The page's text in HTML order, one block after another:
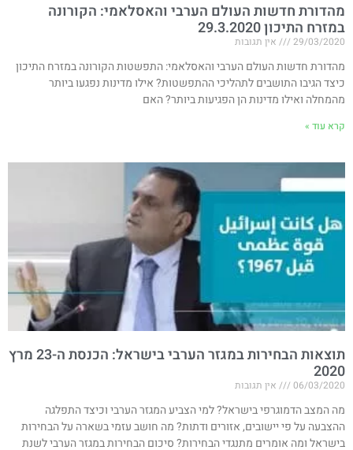
מהדורת חדשות העולם הערבי והאסלאמי: הקורונה
במזרח התיכון 29.3.2020
29/03/2020 אין תגובות
מהדורת חדשות העולם הערבי והאסלאמי: התפשטות הקורונה במזרח התיכון
כיצד הגיבו התושבים לתהליכי ההתפשטות? אילו מדינות נפגעו ביותר
מהמחלה ואילו מדינות הן הפגיעות ביותר? האם
קרא עוד »
תוצאות הבחירות במגזר הערבי בישראל: הכנסת ה-23 מרץ
2020
06/03/2020 אין תגובות
מה המצב הדמוגרפי בישראל? למי הצביע המגזר הערבי וכיצד התפלגה
ההצבעה על פי יישובים, אזורים ודתות? מה חושב עזמי בשארה על הבחירות
בישראל ומה אומרים מתנגדי הבחירות? סיכום הבחירות במגזר הערבי לשנת